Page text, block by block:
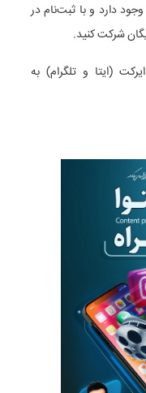
دارد و با ثبت‌نام در
شرکت کنید.
(ایتا و تلگرام) به